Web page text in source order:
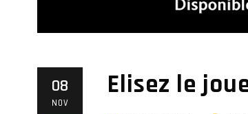
08
NOV
Elisez le